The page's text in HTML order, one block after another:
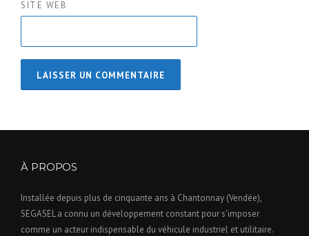
SITE WEB
À PROPOS
Installée depuis plus de cinquante ans à Chantonnay (Vendée),
SEGASEL a connu un développement constant pour s'imposer
comme un acteur indispensable du véhicule industriel et utilitaire.